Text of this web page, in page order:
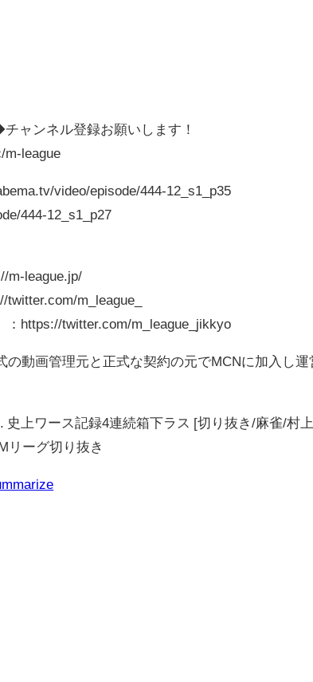
ャンネル登録お願いします！
m-league
video/episode/444-12_s1_p35
444-12_s1_p27
m-league.jp/
m_league_
：https://twitter.com/m_league_jikkyo
の動画管理元と正式な契約の元でMCNに加入し運
史上ワース記録4連続箱下ラス [切り抜き/麻雀/村
リーグ切り抜き